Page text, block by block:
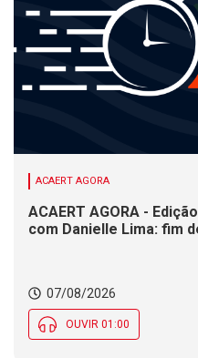
ACAERT AGORA
ACAERT AGORA -
com Danielle Lima: fim
07/08/2026
OUVIR 01:00